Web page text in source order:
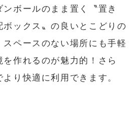
ボールのまま置く〝置き
ックス〟の良いとこどりの
スペースのない場所にも手軽
作れるのが魅力的！さら
り快適に利用できます。